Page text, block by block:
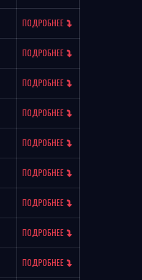
ПОДРОБНЕЕ
ПОДРОБНЕЕ
ПОДРОБНЕЕ
ПОДРОБНЕЕ
ПОДРОБНЕЕ
ПОДРОБНЕЕ
ПОДРОБНЕЕ
ПОДРОБНЕЕ
ПОДРОБНЕЕ